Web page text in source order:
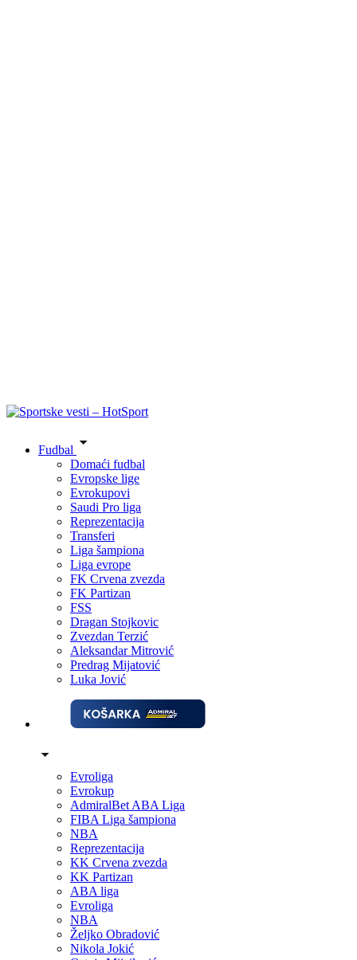
Fudbal
Domaći fudbal
Evropske lige
Evrokupovi
Saudi Pro liga
Reprezentacija
Transferi
Liga šampiona
Liga evrope
FK Crvena zvezda
FK Partizan
FSS
Dragan Stojkovic
Zvezdan Terzić
Aleksandar Mitrović
Predrag Mijatović
Luka Jović
Evroliga
Evrokup
AdmiralBet ABA Liga
FIBA Liga šampiona
NBA
Reprezentacija
KK Crvena zvezda
KK Partizan
ABA liga
Evroliga
NBA
Željko Obradović
Nikola Jokić